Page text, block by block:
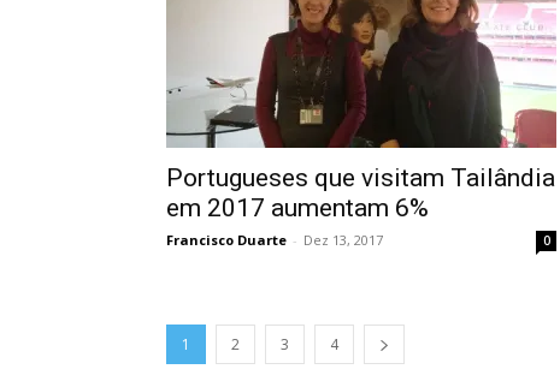
Portugueses que visitam Tailândia
em 2017 aumentam 6%
Francisco Duarte - Dez 13, 2017 0
1 2 3 4